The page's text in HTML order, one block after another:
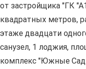
от застройщика "ГК
квадратных метров,
этаже двадцати
санузел, 1 лоджия,
комплекс "Южные